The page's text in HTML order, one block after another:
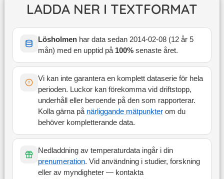
LADDA NER I TEXTFORMAT
Lösholmenhar data sedan 2014-02-08(12 år 5
mån) med en upptid på 100% senaste året.
Vi kan inte garantera en komplett dataserie för hela
perioden. Luckor kan förekomma vid driftstopp,
underhåll eller beroende på den som rapporterar.
Kolla gärna på närliggande mätpunkterom du
behöver kompletterande data.
Nedladdning av temperaturdata ingår i din
prenumeration. Vid användning i studier, forskning
eller av myndigheter — kontakta